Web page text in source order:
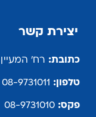
יצירת קשר
כתובת: רח' המעיין 44, מודיעין
טלפון: 08-9731011
פקס: 08-9731010